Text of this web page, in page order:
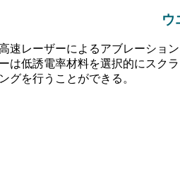
ウ
速レーザーによるアブレーショ
は低誘電率材料を選択的にスク
グを行うことができる。